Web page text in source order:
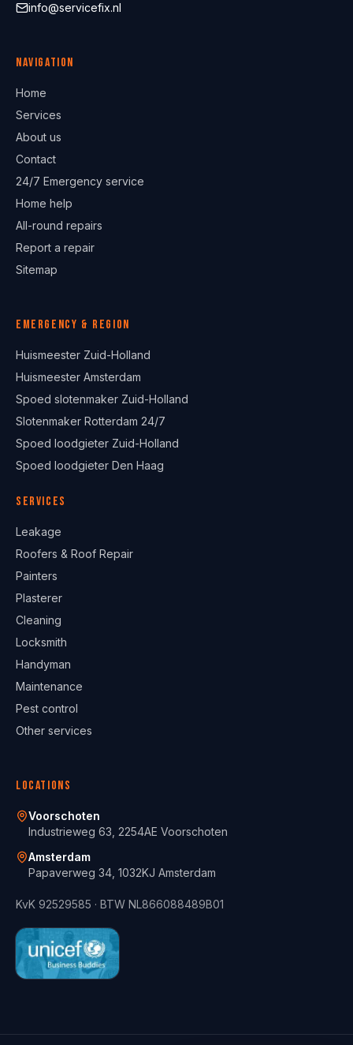
info@servicefix.nl
Navigation
Home
Services
About us
Contact
24/7 Emergency service
Home help
All-round repairs
Report a repair
Sitemap
Emergency & region
Huismeester Zuid-Holland
Huismeester Amsterdam
Spoed slotenmaker Zuid-Holland
Slotenmaker Rotterdam 24/7
Spoed loodgieter Zuid-Holland
Spoed loodgieter Den Haag
Services
Leakage
Roofers & Roof Repair
Painters
Plasterer
Cleaning
Locksmith
Handyman
Maintenance
Pest control
Other services
Locations
Voorschoten
Industrieweg 63, 2254AE Voorschoten
Amsterdam
Papaverweg 34, 1032KJ Amsterdam
KvK 92529585 · BTW NL866088489B01